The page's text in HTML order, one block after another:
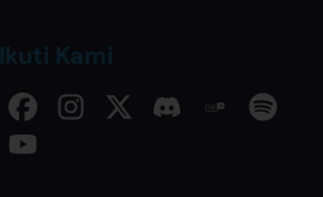
Ikuti Kami